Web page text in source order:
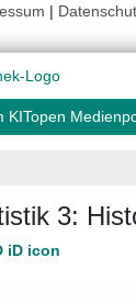
|
KITopen
3: